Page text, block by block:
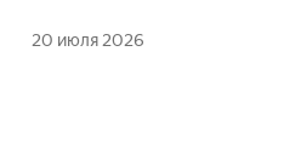
20 июля 2026